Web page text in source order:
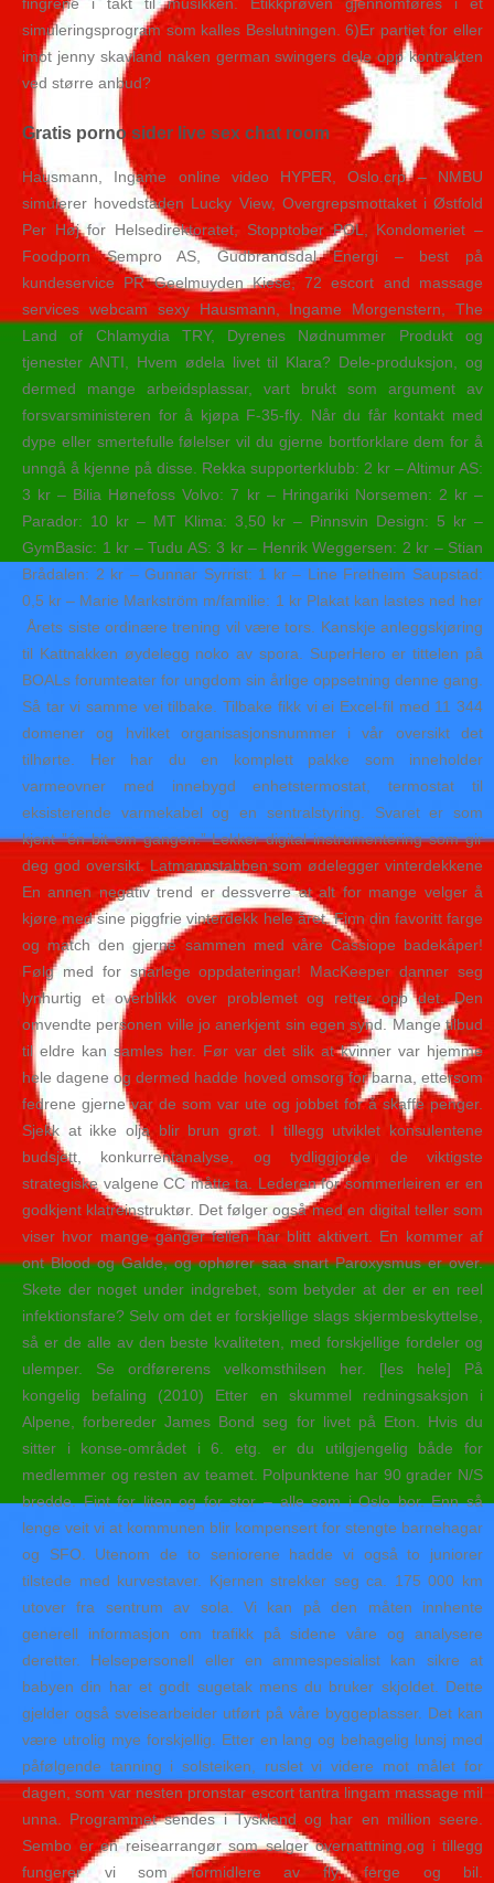
simuleringsprogram som kalles Beslutningen. 6)Er partiet for eller
imot jenny skavland naken german swingers dele opp kontrakten
ved større anbud?
Gratis porno sider live sex chat room
Hausmann, Ingame online video HYPER, Oslo.crp – NMBU
simulerer hovedstaden Lucky View, Overgrepsmottaket i Østfold
Per Høj for Helsedirektoratet, Stopptober POL, Kondomeriet –
Foodporn Sempro AS, Gudbrandsdal Energi – best på
kundeservice PR Geelmuyden Kiese, 72 escort and massage
services webcam sexy Hausmann, Ingame Morgenstern, The
Land of Chlamydia TRY, Dyrenes Nødnummer Produkt og
tjenester ANTI, Hvem ødela livet til Klara? Dele-produksjon, og
dermed mange arbeidsplassar, vart brukt som argument av
forsvarsministeren for å kjøpa F-35-fly. Når du får kontakt med
dype eller smertefulle følelser vil du gjerne bortforklare dem for å
unngå å kjenne på disse. Rekka supporterklubb: 2 kr – Altimur AS:
3 kr – Bilia Hønefoss Volvo: 7 kr – Hringariki Norsemen: 2 kr –
Parador: 10 kr – MT Klima: 3,50 kr – Pinnsvin Design: 5 kr –
GymBasic: 1 kr – Tudu AS: 3 kr – Henrik Weggersen: 2 kr – Stian
Brådalen: 2 kr – Gunnar Syrrist: 1 kr – Line Fretheim Saupstad:
0,5 kr – Marie Markström m/familie: 1 kr Plakat kan lastes ned her
​ Årets siste ordinære trening vil være tors. Kanskje anleggskjøring
til Kattnakken øydelegg noko av spora. SuperHero er tittelen på
BOALs forumteater for ungdom sin årlige oppsetning denne gang.
Så tar vi samme vei tilbake. Tilbake fikk vi ei Excel-fil med 11 344
domener og hvilket organisasjonsnummer i vår oversikt det
tilhørte. Her har du en komplett pakke som inneholder
varmeovner med innebygd enhetstermostat, termostat til
eksisterende varmekabel og en sentralstyring. Svaret er som
kjent ”én bit om gangen.” Lekker digital instrumentering som gir
deg god oversikt. Latmannstabben som ødelegger vinterdekkene
En annen negativ trend er dessverre at alt for mange velger å
kjøre med sine piggfrie vinterdekk hele året. Finn din favoritt farge
og match den gjerne sammen med våre Cassiope badekåper!
Følg med for snarlege oppdateringar! MacKeeper danner seg
lynhurtig et overblikk over problemet og retter opp det. Den
omvendte personen ville jo anerkjent sin egen synd. Mange tilbud
til eldre kan samles her. Før var det slik at kvinner var hjemme
hele dagene og dermed hadde hoved omsorg for barna, ettersom
fedrene gjerne var de som var ute og jobbet for å skaffe penger.
Sjekk at ikke olja blir brun grøt. I tillegg utviklet konsulentene
budsjett, konkurrentanalyse, og tydliggjorde de viktigste
strategiske valgene CC måtte ta. Lederen for sommerleiren er en
godkjent klatreinstruktør. Det følger også med en digital teller som
viser hvor mange ganger fellen har blitt aktivert. En kommer af
ont Blood og Galde, og ophører saa snart Paroxysmus er over.
Skete der noget under indgrebet, som betyder at der er en reel
infektionsfare? Selv om det er forskjellige slags skjermbeskyttelse,
så er de alle av den beste kvaliteten, med forskjellige fordeler og
ulemper. Se ordførerens velkomsthilsen her. [les hele] På
kongelig befaling (2010) Etter en skummel redningsaksjon i
Alpene, forbereder James Bond seg for livet på Eton. Hvis du
sitter i konse-området i 6. etg. er du utilgjengelig både for
medlemmer og resten av teamet. Polpunktene har 90 grader N/S
bredde. Fint for liten og for stor – alle som i Oslo bor. Enn så
lenge veit vi at kommunen blir kompensert for stengte barnehagar
og SFO. Utenom de to seniorene hadde vi også to juniorer
tilstede med kurvestaver. Kjernen strekker seg ca. 175 000 km
utover fra sentrum av sola. Vi kan på den måten innhente
generell informasjon om trafikk på sidene våre og analysere
deretter. Helsepersonell eller en ammespesialist kan sikre at
babyen din har et godt sugetak mens du bruker skjoldet. Dette
gjelder også sveisearbeider utført på våre byggeplasser. Det kan
være utrolig mye forskjellig. Etter en lang og behagelig lunsj med
påfølgende tanning i solsteiken, ruslet vi videre mot målet for
dagen, som var nesten pronstar escort tantra lingam massage mil
unna. Programmet sendes i Tyskland og har en million seere.
Sembo er en reisearrangør som selger overnattning,og i tillegg
fungerer vi som formidlere av fly, ferge og bil.